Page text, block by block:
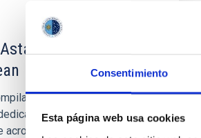
Consentimiento
Esta página web usa cookies
across the
of orientations of
to the Phoenician
the Mediterranean.